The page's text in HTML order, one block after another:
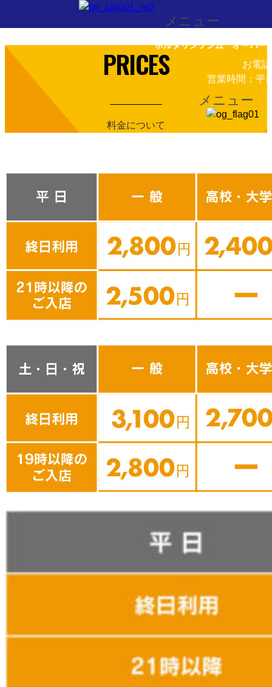
お電
営業時間：平
メニュー
メニュー
PRICES
料金について